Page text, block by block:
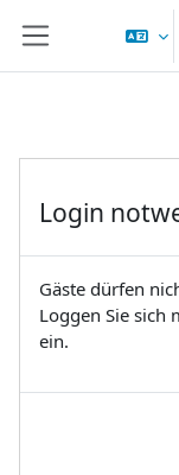
Website-
Login
Gäste dürfen
Loggen Sie sich
ein.